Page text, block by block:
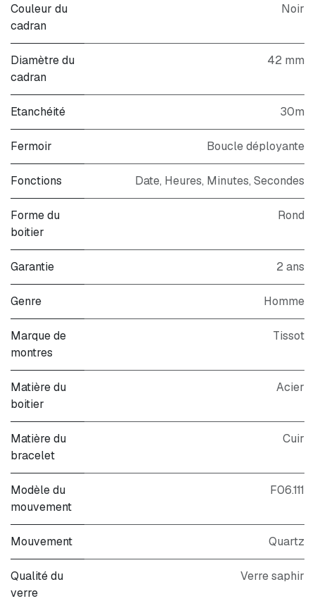
Couleur du
cadran
Noir
Diamètre du
cadran
42 mm
Etanchéité 30m
Fermoir Boucle déployante
Fonctions Date, Heures, Minutes, Secondes
Forme du
boitier
Rond
Garantie 2 ans
Genre Homme
Marque de
montres
Tissot
Matière du
boitier
Acier
Matière du
bracelet
Cuir
Modèle du
mouvement
F06.111
Mouvement Quartz
Qualité du
verre
Verre saphir